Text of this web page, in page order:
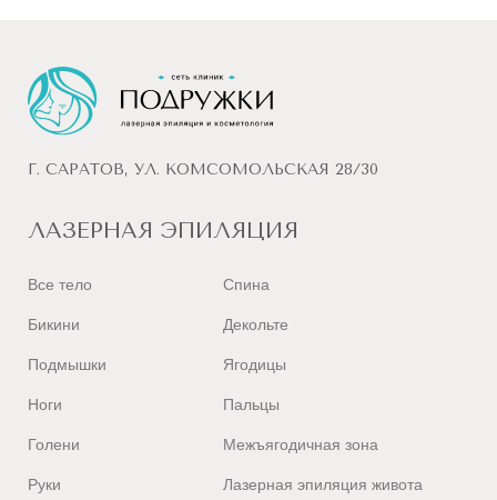
Г. САРАТОВ, УЛ. КОМСОМОЛЬСКАЯ 28/30
ЛАЗЕРНАЯ ЭПИЛЯЦИЯ
Все тело
Бикини
Подмышки
Ноги
Голени
Руки
Спина
Декольте
Ягодицы
Пальцы
Межъягодичная зона
Лазерная эпиляция живота